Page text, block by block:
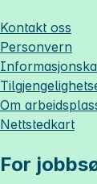
Kontakt oss
Personvern
Om
Nettstedkart
For